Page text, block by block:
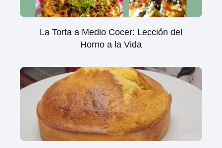
La Torta a Medio Cocer: Lección del
Horno a la Vida